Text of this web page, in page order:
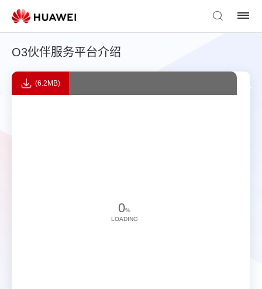
O3伙伴服务平台介绍
(6.2MB)
0%
LOADING